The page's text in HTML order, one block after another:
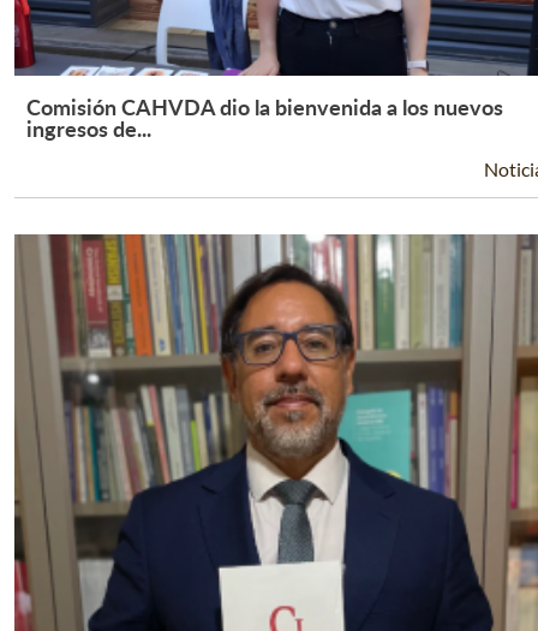
Leer Más +
Comisión CAHVDA dio la bienvenida a los nuevos
ingresos de...